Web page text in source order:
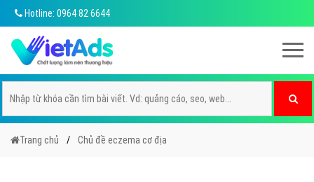
Hotline: 0964 82 6644
Trang chủ Chủ đề eczema cơ địa